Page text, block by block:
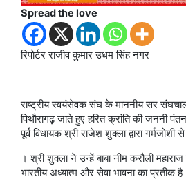
Spread the love
रिपोर्टर राजीव कुमार उधम सिंह नगर
राष्ट्रीय स्वयंसेवक संघ के माननीय सर
पिथौरागढ़ जाते हुए हरित क्रांति की जननी
पूर्व विधायक श्री राजेश शुक्ला द्वारा गर्मजोशी
। श्री शुक्ला ने उन्हें बाबा नीम करौली
भारतीय अध्यात्म और सेवा भावना का प्रतीक